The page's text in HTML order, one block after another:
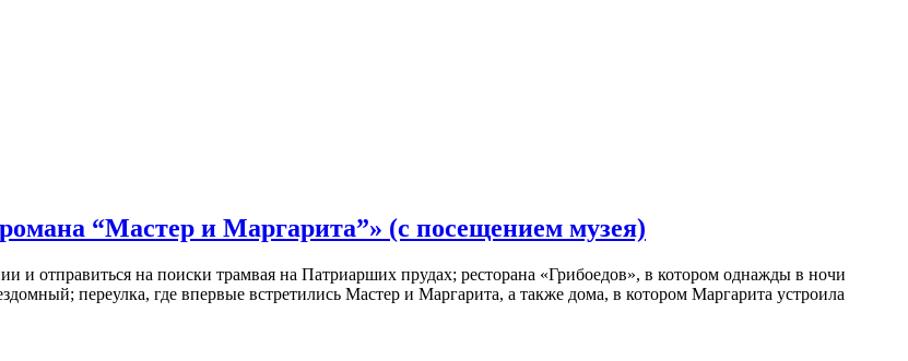
“Мастер и Маргарита”» (с посещением музея)
и отправиться на поиски трамвая на Патриарших прудах; ресторана «Грибоедов», в котором однажды в ночи
переулка, где впервые встретились Мастер и Маргарита, а также дома, в котором Маргарита устроила